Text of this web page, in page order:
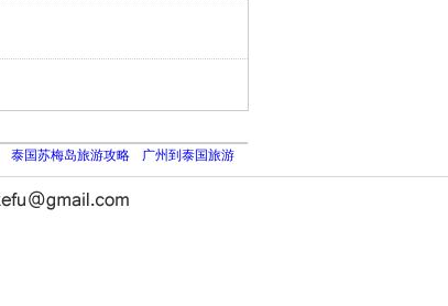
泰国苏梅岛旅游攻略 广州到泰国旅游